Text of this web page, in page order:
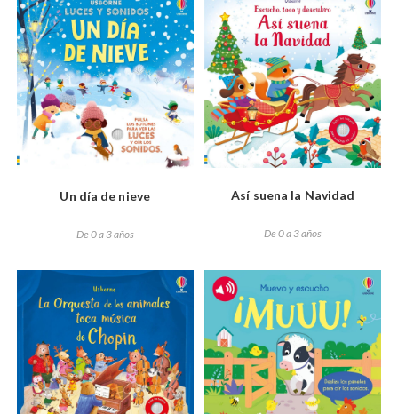
Un día de nieve
De 0 a 3 años
Así suena la Navidad
De 0 a 3 años